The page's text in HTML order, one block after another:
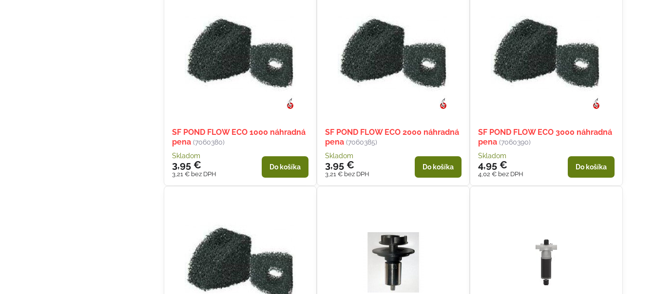
SF POND FLOW ECO 1000 náhradná
pena (7060380)
Skladom
3,95 €
3,21 € bez DPH
Do košíka
SF POND FLOW ECO 2000 náhradná
pena (7060385)
Skladom
3,95 €
3,21 € bez DPH
Do košíka
SF POND FLOW ECO 3000 náhradná
pena (7060390)
Skladom
4,95 €
4,02 € bez DPH
Do košíka